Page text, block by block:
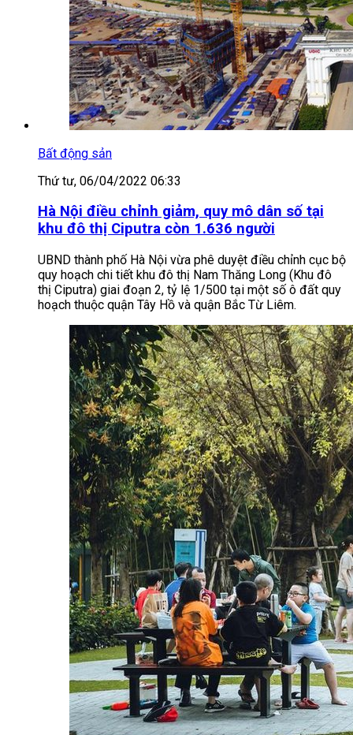
Bất động sản
Thứ tư, 06/04/2022 06:33
Hà Nội điều chỉnh giảm, quy mô dân số tại
khu đô thị Ciputra còn 1.636 người
UBND thành phố Hà Nội vừa phê duyệt điều chỉnh cục bộ
quy hoạch chi tiết khu đô thị Nam Thăng Long (Khu đô
thị Ciputra) giai đoạn 2, tỷ lệ 1/500 tại một số ô đất quy
hoạch thuộc quận Tây Hồ và quận Bắc Từ Liêm.